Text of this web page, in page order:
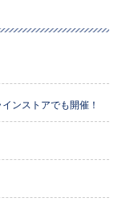
ンストアでも開催！